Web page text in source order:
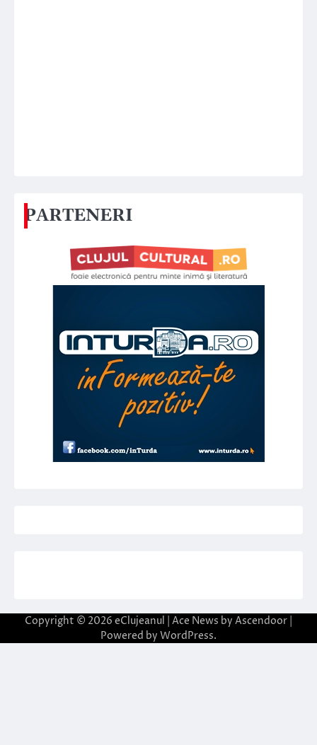
PARTENERI
Copyright © 2026 eClujeanul | Ace News by Ascendoor
Powered by WordPress.